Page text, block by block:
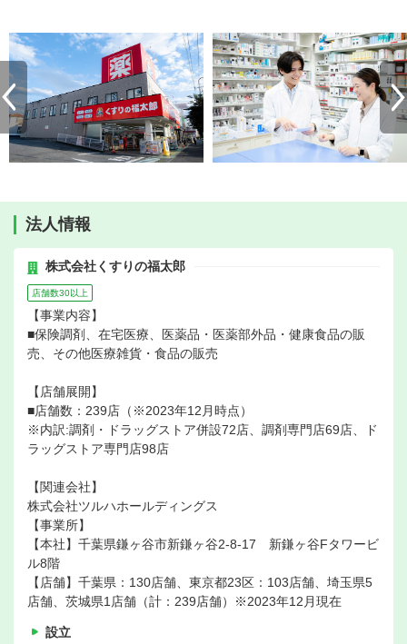
法人情報
株式会社くすりの福太郎
店舗数30以上
【事業内容】
■保険調剤、在宅医療、医薬品・医薬部外品・健康食品の販
売、その他医療雑貨・食品の販売
【店舗展開】
■店舗数：239店（※2023年12月時点）
※内訳:調剤・ドラッグストア併設72店、調剤専門店69店、ド
ラッグストア専門店98店
【関連会社】
株式会社ツルハホールディングス
【事業所】
【本社】千葉県鎌ヶ谷市新鎌ヶ谷2-8-17 新鎌ヶ谷Fタワービ
ル8階
【店舗】千葉県：130店舗、東京都23区：103店舗、埼玉県5
店舗、茨城県1店舗（計：239店舗）※2023年12月現在
設立